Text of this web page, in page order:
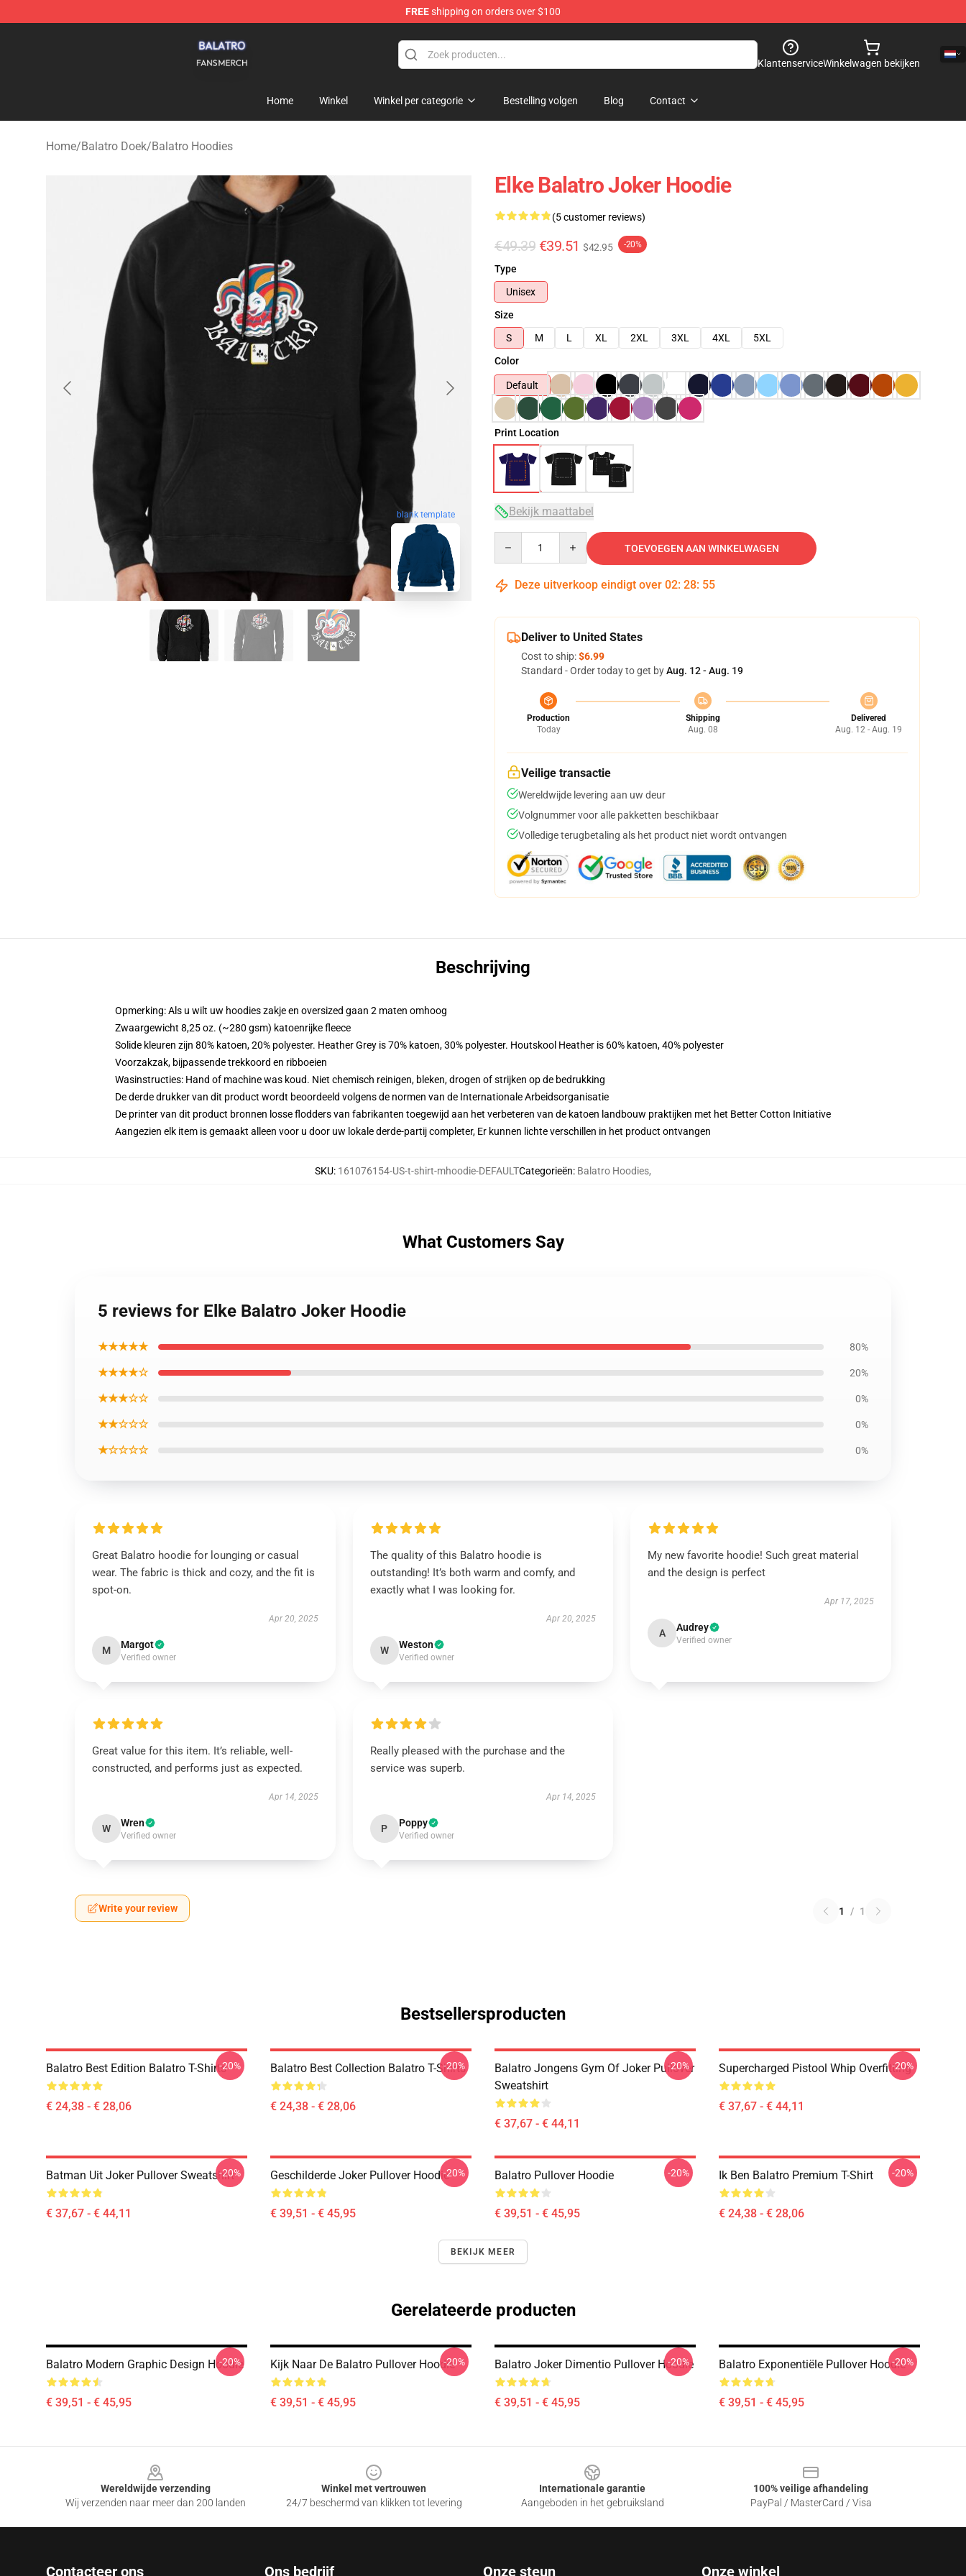
FREEshipping on orders over $100
KlantenserviceWinkelwagen bekijken
Home Winkel Winkel per categorie Bestelling volgen Blog Contact
Home/Balatro Doek/Balatro Hoodies
blank template
Elke Balatro Joker Hoodie
(5 customer reviews)
€49.39 €39.51 $42.95 -20%
Type
Unisex
Size
S
M L XL 2XL 3XL 4XL
5XL
Color
Default
Print Location
Bekijk maattabel
TOEVOEGEN AAN WINKELWAGEN
Deze uitverkoop eindigt over 02: 28: 54
Deliver to United States
Cost to ship:$6.99
Standard - Order today to get byAug. 12 - Aug. 19
Production
Today
Shipping
Aug. 08
Delivered
Aug. 12 - Aug. 19
Veilige transactie
Wereldwijde levering aan uw deur
Volgnummer voor alle pakketten beschikbaar
Volledige terugbetaling als het product niet wordt ontvangen
Beschrijving
Opmerking: Als u wilt uw hoodies zakje en oversized gaan 2 maten omhoog
Zwaargewicht 8,25 oz. (~280 gsm) katoenrijke fleece
Solide kleuren zijn 80% katoen, 20% polyester. Heather Grey is 70% katoen, 30% polyester. Houtskool Heather is 60% katoen, 40% polyester
Voorzakzak, bijpassende trekkoord en ribboeien
Wasinstructies: Hand of machine was koud. Niet chemisch reinigen, bleken, drogen of strijken op de bedrukking
De derde drukker van dit product wordt beoordeeld volgens de normen van de Internationale Arbeidsorganisatie
De printer van dit product bronnen losse flodders van fabrikanten toegewijd aan het verbeteren van de katoen landbouw praktijken met het Better Cotton Initiative
Aangezien elk item is gemaakt alleen voor u door uw lokale derde-partij completer, Er kunnen lichte verschillen in het product ontvangen
SKU: 161076154-US-t-shirt-mhoodie-DEFAULTCategorieën: Balatro Hoodies,
What Customers Say
5 reviews for Elke Balatro Joker Hoodie
★★★★★ 80%
★★★★☆ 20%
★★★☆☆ 0%
★★☆☆☆ 0%
★☆☆☆☆ 0%
Great Balatro hoodie for lounging or casual
wear. The fabric is thick and cozy, and the fit is
spot-on.
Apr 20, 2025
M Margot
Verified owner
The quality of this Balatro hoodie is
outstanding! It’s both warm and comfy, and
exactly what I was looking for.
Apr 20, 2025
W Weston
Verified owner
My new favorite hoodie! Such great material
and the design is perfect
Apr 17, 2025
A Audrey
Verified owner
Great value for this item. It’s reliable, well-
constructed, and performs just as expected.
Apr 14, 2025
W Wren
Verified owner
Really pleased with the purchase and the
service was superb.
Apr 14, 2025
P Poppy
Verified owner
Write your review 1 / 1
Bestsellersproducten
Balatro Best Edition Balatro T-Shirts
€ 24,38 - € 28,06
-20% Balatro Best Collection Balatro T-Shirts
€ 24,38 - € 28,06
-20%
Balatro Jongens Gym Of Joker Pullover
Sweatshirt
€ 37,67 - € 44,11
-20% Supercharged Pistool Whip Overfitting
€ 37,67 - € 44,11
-20%
Batman Uit Joker Pullover Sweatshirt
€ 37,67 - € 44,11
-20% Geschilderde Joker Pullover Hoodie
€ 39,51 - € 45,95
-20% Balatro Pullover Hoodie
€ 39,51 - € 45,95
-20% Ik Ben Balatro Premium T-Shirt
€ 24,38 - € 28,06
-20%
BEKIJK MEER
Gerelateerde producten
Balatro Modern Graphic Design Hoodie
€ 39,51 - € 45,95
-20% Kijk Naar De Balatro Pullover Hoodie
€ 39,51 - € 45,95
-20% Balatro Joker Dimentio Pullover Hoodie
€ 39,51 - € 45,95
-20% Balatro Exponentiële Pullover Hoodie
€ 39,51 - € 45,95
-20%
Wereldwijde verzending
Wij verzenden naar meer dan 200 landen
Winkel met vertrouwen
24/7 beschermd van klikken tot levering
Internationale garantie
Aangeboden in het gebruiksland
100% veilige afhandeling
PayPal / MasterCard / Visa
Contacteer ons Ons bedrijf Onze steun Onze winkel